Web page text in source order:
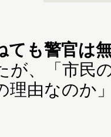
ても警官は
が、「市民
理由なのか